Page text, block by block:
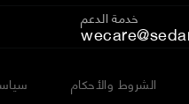
خدمة الدعم
الشروط والأحكام